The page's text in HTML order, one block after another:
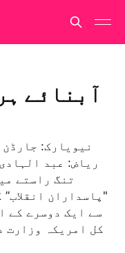
آبنائے
نيویارک:
رياض: عبد
تنگ راستے
"پاسداران
سے ایک دوسرے کے
کل امریکہ وزارت